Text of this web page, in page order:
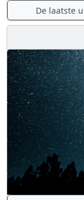
De laatste